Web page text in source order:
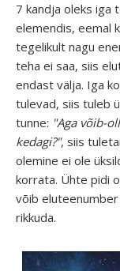
7 kandja oleks iga
elemendis, eemal
tegelikult nagu
teha ei saa, siis
endast välja. Iga
tulevad, siis tuleb
tunne: "Aga võib-
kedagi?", siis
olemine ei ole
korrata. Ühte pidi
võib
rikkuda.